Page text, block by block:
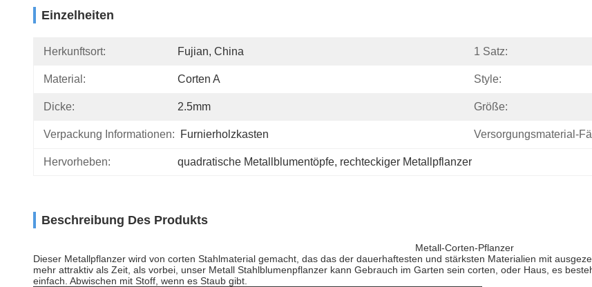
Einzelheiten
Herkunftsort: Fujian, China 1 Satz:
Material: Corten A Style:
Dicke: 2.5mm Größe:
Verpackung Informationen: Furnierholzkasten Versorgungsmaterial-
Hervorheben: quadratische Metallblumentöpfe, rechteckiger Metallpflanzer
Beschreibung Des Produkts
Metall-Corten-Pflanzer
Dieser Metallpflanzer wird von corten Stahlmaterial gemacht, das das der dauerhaftesten und stärksten Materialien mit
mehr attraktiv als Zeit, als vorbei, unser Metall Stahlblumenpflanzer kann Gebrauch im Garten sein corten, oder Haus, es
einfach. Abwischen mit Stoff, wenn es Staub gibt.